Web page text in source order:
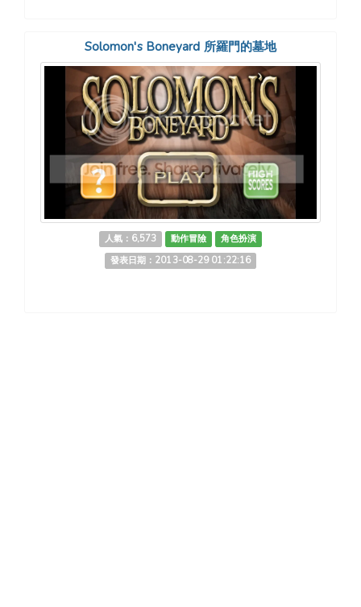
Solomon's Boneyard 所羅門的墓地
人氣：6,573 動作冒險
角色扮演
發表日期：2013-08-29 01:22:16